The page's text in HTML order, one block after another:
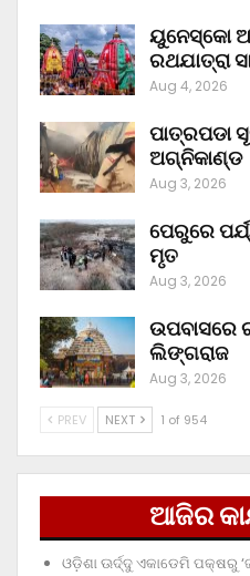
ୟୁନେସ୍କୋ
ରଥଯାତ୍ରା
Aug 4, 2026
ପାତ୍ରପଡା
ଅଗ୍ନିକାଣ୍ଡ
Aug 3, 2026
ପେରୁରେ
ମୃତ
Aug 3, 2026
ଉପବାସରେ
ଲିଙ୍ଗରାଜ
Aug 3, 2026
PREV NEXT 1 of 954
ଆଜିର
ଓଡ଼ିଶା ଊର୍ଦ୍ଦୁ ଏକାଡେମି ପକ୍ଷରୁ